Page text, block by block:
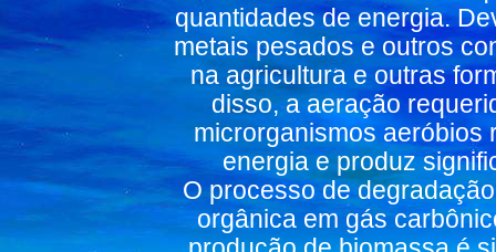
quantidades de energia.
metais pesados e outros
na agricultura e outras
disso, a aeração
microrganismos aeróbios
energia e produz
O processo de
orgânica em gás